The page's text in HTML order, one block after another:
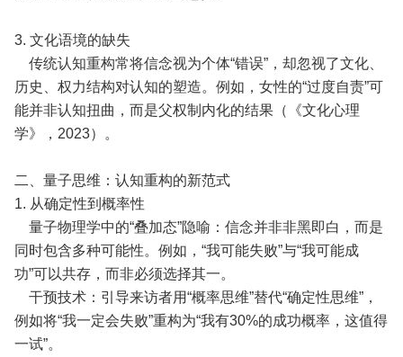
3. 文化语境的缺失
传统认知重构常将信念视为个体“错误”，却忽视了文化、
历史、权力结构对认知的塑造。例如，女性的“过度自责”可
能并非认知扭曲，而是父权制内化的结果（《文化心理
学》，2023）。
二、量子思维：认知重构的新范式
1. 从确定性到概率性
量子物理学中的“叠加态”隐喻：信念并非非黑即白，而是
同时包含多种可能性。例如，“我可能失败”与“我可能成
功”可以共存，而非必须选择其一。
干预技术：引导来访者用“概率思维”替代“确定性思维”，
例如将“我一定会失败”重构为“我有30%的成功概率，这值得
一试”。